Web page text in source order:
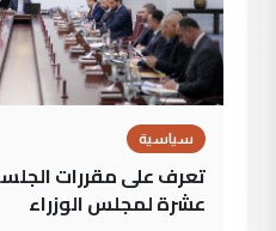
سياسية
تعرف على مقررات الجلسة
عشرة لمجلس الوزراء